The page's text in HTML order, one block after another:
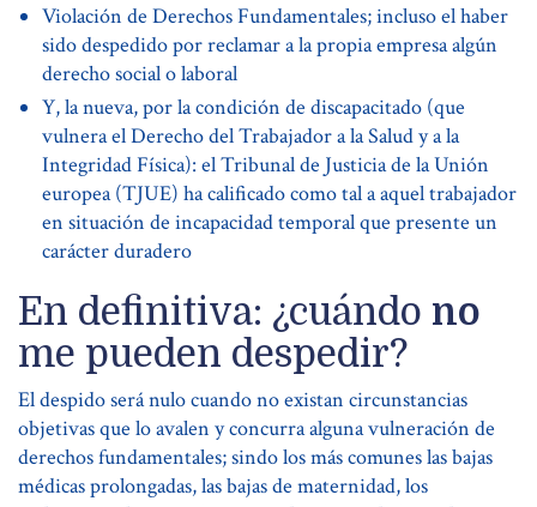
Violación de Derechos Fundamentales; incluso el haber
sido despedido por reclamar a la propia empresa algún
derecho social o laboral
Y, la nueva, por la condición de discapacitado (que
vulnera el Derecho del Trabajador a la Salud y a la
Integridad Física): el Tribunal de Justicia de la Unión
europea (TJUE) ha calificado como tal a aquel trabajador
en situación de incapacidad temporal que presente un
carácter duradero
En definitiva: ¿cuándo no
me pueden despedir?
El despido será nulo cuando no existan circunstancias
objetivas que lo avalen y concurra alguna vulneración de
derechos fundamentales; sindo los más comunes las bajas
médicas prolongadas, las bajas de maternidad, los